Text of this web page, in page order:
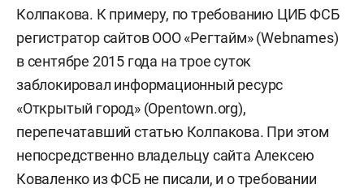
Колпакова. К примеру, по требованию ЦИБ ФСБ
регистратор сайтов ООО «Регтайм» (Webnames)
в сентябре 2015 года на трое суток
заблокировал информационный ресурс
«Открытый город» (Opentown.org),
перепечатавший статью Колпакова. При этом
непосредственно владельцу сайта Алексею
Коваленко из ФСБ не писали, и о требовании